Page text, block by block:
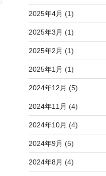
2025年4月 (1)
2025年3月 (1)
2025年2月 (1)
2025年1月 (1)
2024年12月 (5)
2024年11月 (4)
2024年10月 (4)
2024年9月 (5)
2024年8月 (4)